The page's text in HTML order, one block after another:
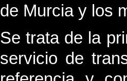
de Murcia y los
Se trata de la
servicio de